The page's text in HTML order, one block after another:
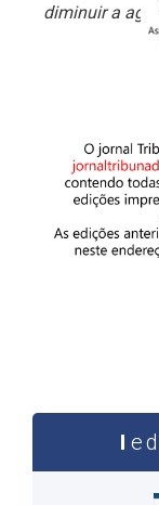
diminuir a